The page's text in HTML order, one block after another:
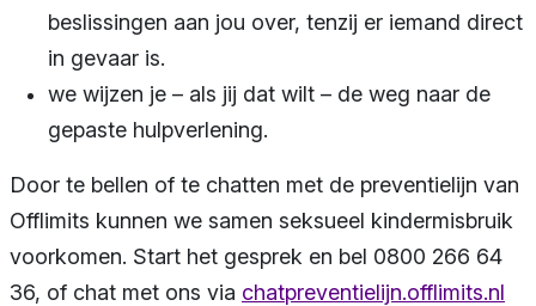
beslissingen aan jou over, tenzij er iemand direct
in gevaar is.
we wijzen je – als jij dat wilt – de weg naar de
gepaste hulpverlening.
Door te bellen of te chatten met de preventielijn van
Offlimits kunnen we samen seksueel kindermisbruik
voorkomen. Start het gesprek en bel 0800 266 64
36, of chat met ons via chatpreventielijn.offlimits.nl